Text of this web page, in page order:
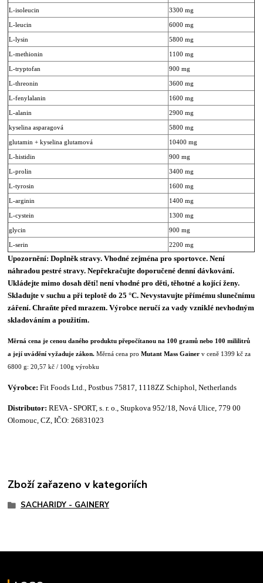
L-isoleucin 3300 mg
L-leucin 6000 mg
L-lysin 5800 mg
L-methionin 1100 mg
L-tryptofan 900 mg
L-threonin 3600 mg
L-fenylalanin 1600 mg
L-alanin 2900 mg
kyselina asparagová 5800 mg
glutamin + kyselina glutamová 10400 mg
L-histidin 900 mg
L-prolin 3400 mg
L-tyrosin 1600 mg
L-arginin 1400 mg
L-cystein 1300 mg
glycin 900 mg
L-serin 2200 mg
Upozornění: Doplněk stravy. Vhodné zejména pro sportovce. Není
náhradou pestré stravy. Nepřekračujte doporučené denní dávkování.
Ukládejte mimo dosah dětí! není vhodné pro děti, těhotné a kojící ženy.
Skladujte v suchu a při teplotě do 25 °C. Nevystavujte přímému slunečnímu
záření. Chraňte před mrazem. Výrobce neručí za vady vzniklé nevhodným
skladováním a použitím.
Měrná cena je cenou daného produktu přepočítanou na 100 gramů nebo 100 mililitrů
a její uvádění vyžaduje zákon.Měrná cena proMutant Mass Gainer v ceně 1399 kč za
6800 g: 20,57 kč / 100g výrobku
Výrobce:Fit Foods Ltd., Postbus 75817, 1118ZZ Schiphol, Netherlands
Distributor:REVA - SPORT, s. r. o., Stupkova 952/18, Nová Ulice, 779 00
Olomouc, CZ, IČO: 26831023
Zboží zařazeno v kategoriích
SACHARIDY - GAINERY